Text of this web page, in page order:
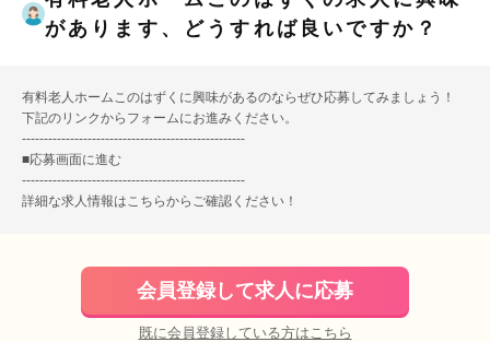
があります、どうすれば良いですか？
有料老人ホームこのはずくに興味があるのならぜひ応募してみましょう！
下記のリンクからフォームにお進みください。
---------------------------------------------------
■応募画面に進む
---------------------------------------------------
詳細な求人情報はこちらからご確認ください！
会員登録して求人に応募
既に会員登録している方はこちら